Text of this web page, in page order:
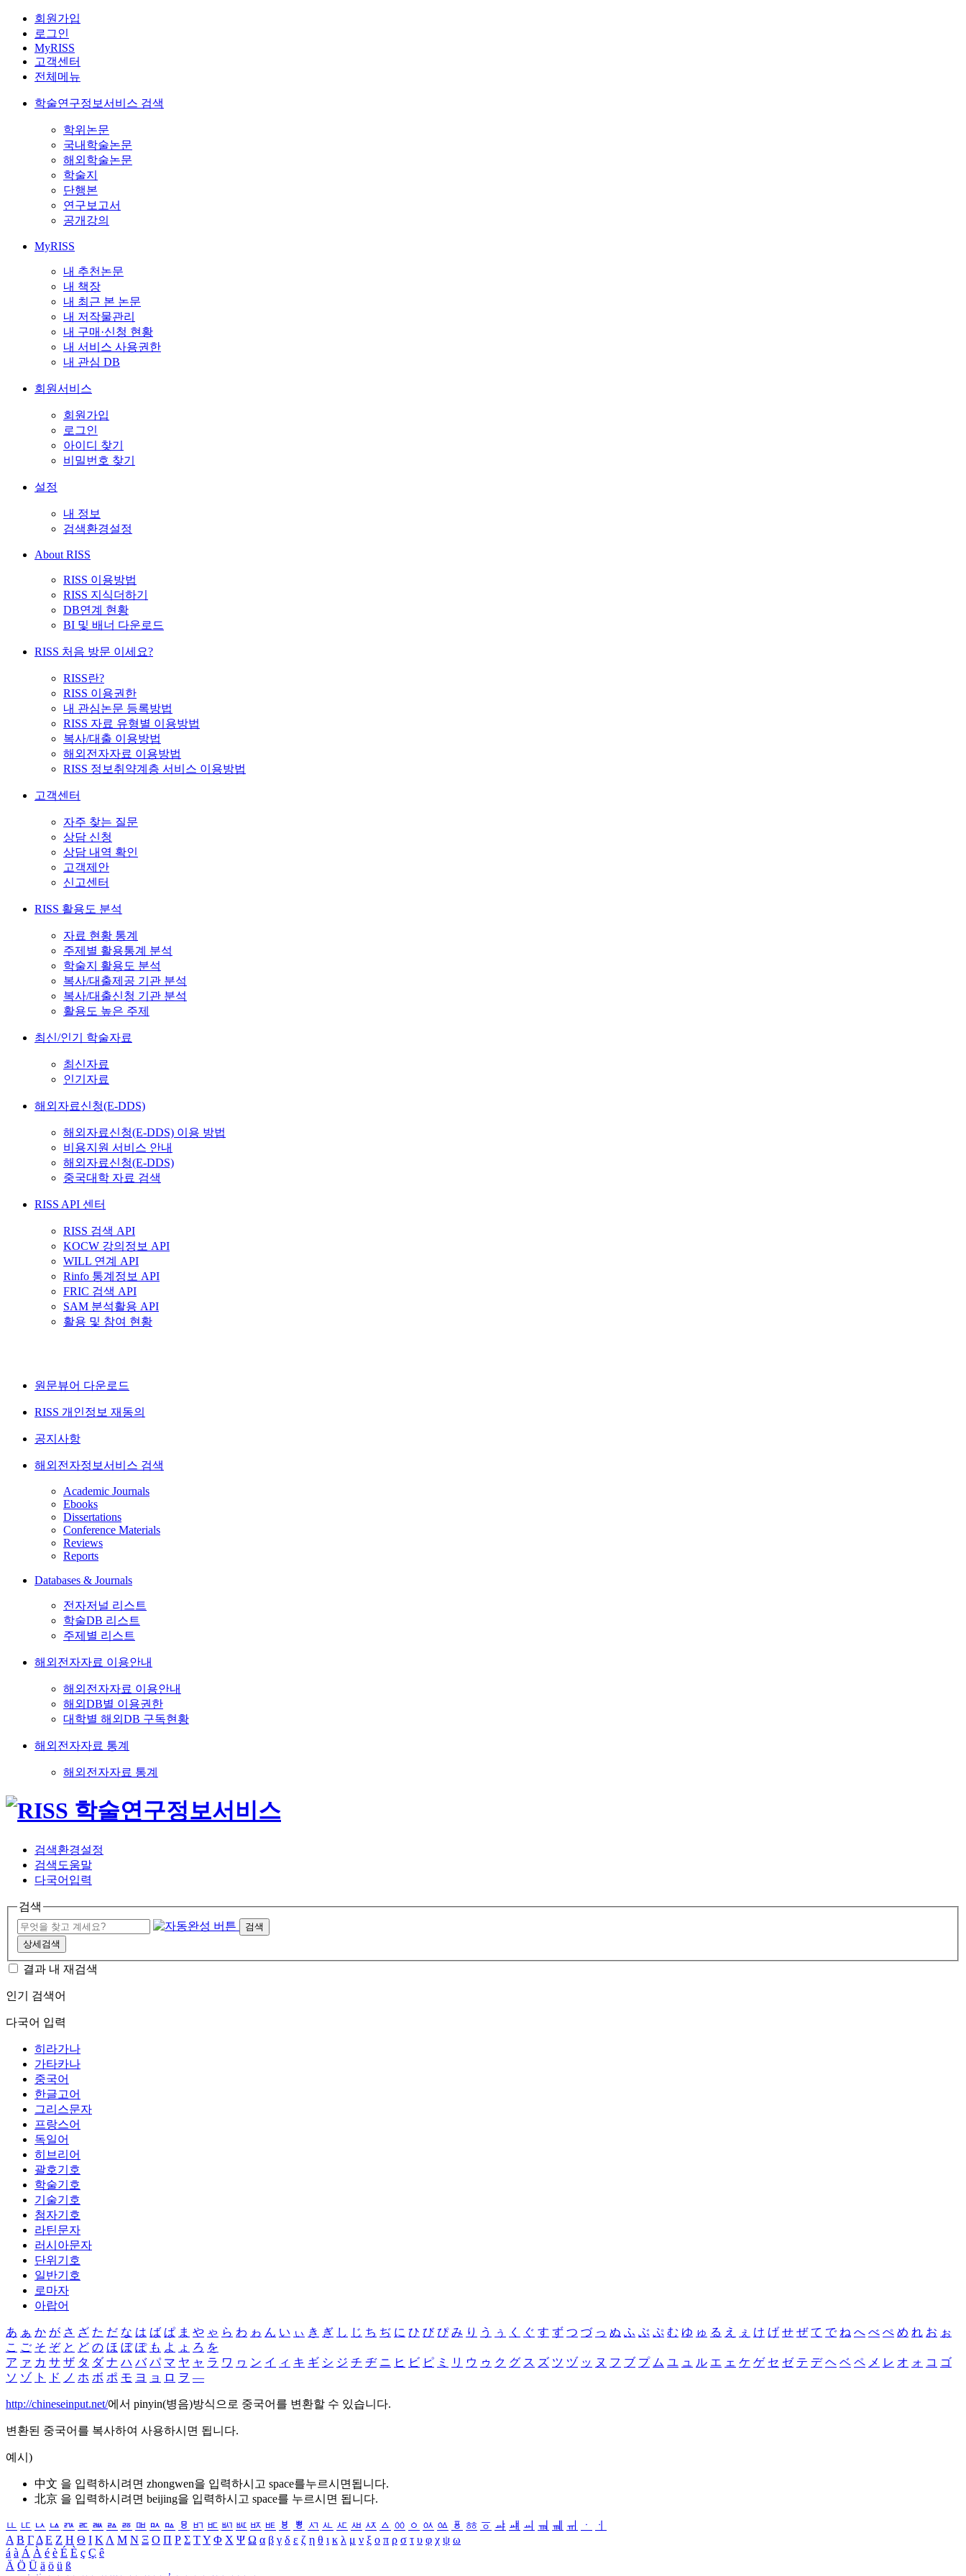
회원가입
로그인
MyRISS
고객센터
전체메뉴
학술연구정보서비스 검색
학위논문
국내학술논문
해외학술논문
학술지
단행본
연구보고서
공개강의
MyRISS
내 추천논문
내 책장
내 최근 본 논문
내 저작물관리
내 구매·신청 현황
내 서비스 사용권한
내 관심 DB
회원서비스
회원가입
로그인
아이디 찾기
비밀번호 찾기
설정
내 정보
검색환경설정
About RISS
RISS 이용방법
RISS 지식더하기
DB연계 현황
BI 및 배너 다운로드
RISS 처음 방문 이세요?
RISS란?
RISS 이용권한
내 관심논문 등록방법
RISS 자료 유형별 이용방법
복사/대출 이용방법
해외전자자료 이용방법
RISS 정보취약계층 서비스 이용방법
고객센터
자주 찾는 질문
상담 신청
상담 내역 확인
고객제안
신고센터
RISS 활용도 분석
자료 현황 통계
주제별 활용통계 분석
학술지 활용도 분석
복사/대출제공 기관 분석
복사/대출신청 기관 분석
활용도 높은 주제
최신/인기 학술자료
최신자료
인기자료
해외자료신청(E-DDS)
해외자료신청(E-DDS) 이용 방법
비용지원 서비스 안내
해외자료신청(E-DDS)
중국대학 자료 검색
RISS API 센터
RISS 검색 API
KOCW 강의정보 API
WILL 연계 API
Rinfo 통계정보 API
FRIC 검색 API
SAM 분석활용 API
활용 및 참여 현황
원문뷰어 다운로드
RISS 개인정보 재동의
공지사항
해외전자정보서비스 검색
Academic Journals
Ebooks
Dissertations
Conference Materials
Reviews
Reports
Databases & Journals
전자저널 리스트
학술DB 리스트
주제별 리스트
해외전자자료 이용안내
해외전자자료 이용안내
해외DB별 이용권한
대학별 해외DB 구독현황
해외전자자료 통계
해외전자자료 통계
검색환경설정
검색도움말
다국어입력
검색
검색
상세검색
결과 내 재검색
인기 검색어
다국어 입력
히라가나
가타카나
중국어
한글고어
그리스문자
프랑스어
독일어
히브리어
괄호기호
학술기호
기술기호
첨자기호
라틴문자
러시아문자
단위기호
일반기호
로마자
아랍어
あ ぁ か が さ ざ た だ な は ば ぱ ま や ゃ ら わ ゎ ん い ぃ き ぎ し じ ち ぢ に ひ び ぴ み り う ぅ く ぐ す ず つ づ っ ぬ ふ ぶ ぷ む ゆ ゅ る え ぇ け げ せ ぜ て で ね へ べ ぺ め れ お ぉ
こ ご そ ぞ と ど の ほ ぼ ぽ も よ ょ ろ を
ア ァ カ サ ザ タ ダ ナ ハ バ パ マ ヤ ャ ラ ワ ヮ ン イ ィ キ ギ シ ジ チ ヂ ニ ヒ ビ ピ ミ リ ウ ゥ ク グ ス ズ ツ ヅ ッ ヌ フ ブ プ ム ユ ュ ル エ ェ ケ ゲ セ ゼ テ デ ヘ ベ ペ メ レ オ ォ コ ゴ
ソ ゾ ト ド ノ ホ ボ ポ モ ヨ ョ ロ ヲ ―
http://chineseinput.net/에서 pinyin(병음)방식으로 중국어를 변환할 수 있습니다.
변환된 중국어를 복사하여 사용하시면 됩니다.
예시)
中文 을 입력하시려면 zhongwen을 입력하시고 space를누르시면됩니다.
北京 을 입력하시려면 beijing을 입력하시고 space를 누르시면 됩니다.
ㅥ ㅦ ㅧ ㅨ ㅩ ㅪ ㅫ ㅬ ㅭ ㅮ ㅯ ㅰ ㅱ ㅲ ㅳ ㅴ ㅵ ㅶ ㅷ ㅸ ㅹ ㅺ ㅻ ㅼ ㅽ ㅾ ㅿ ㆀ ㆁ ㆂ ㆃ ㆄ ㆅ ㆆ ㆇ ㆈ ㆉ ㆊ ㆋ ㆌ ㆍ
ㆎ
Α Β ΓΔ Ε Ζ Η Θ Ι ΚΛ Μ Ν Ξ Ο Π Ρ Σ ΤΥ Φ Χ Ψ Ω α β γ δ ε ζ η θ ι κ λ μ ν ξ ο π ρ σ τ υ φ χ ψ ω
á à Á À é è É È ç Ç ê
Ä Ö Ü ä ö ü ß